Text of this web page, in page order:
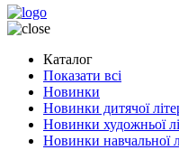
Каталог
Показати всі
Новинки
Новинки дитячої
Новинки художньої
Новинки навчальної